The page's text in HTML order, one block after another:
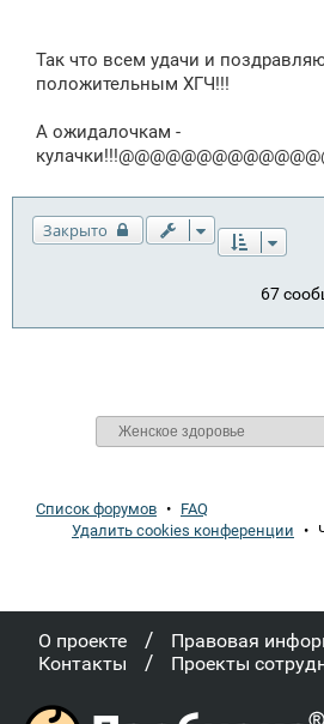
Так что всем удачи и
положительным ХГЧ!!!
А ожидалочкам -
Закрыто
67
Список форумов • FAQ
Удалить cookies конференции •
О проекте / Правовая
Контакты / Проекты